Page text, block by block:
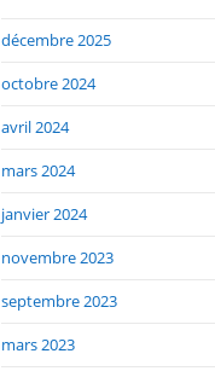
décembre 2025
octobre 2024
avril 2024
mars 2024
janvier 2024
novembre 2023
septembre 2023
mars 2023